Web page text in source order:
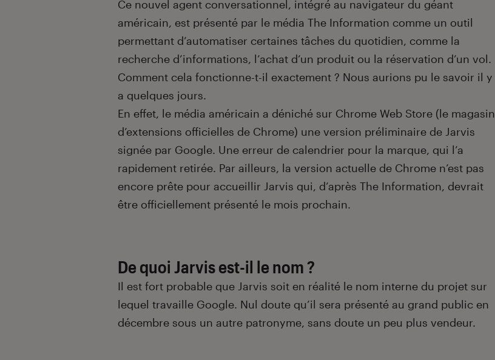
Ce nouvel agent conversationnel, intégré au navigateur du géant
américain, est présenté par le média The Information comme un outil
permettant d’automatiser certaines tâches du quotidien, comme la
recherche d’informations, l’achat d’un produit ou la réservation d’un vol.
Comment cela fonctionne-t-il exactement ? Nous aurions pu le savoir il y
a quelques jours.
En effet, le média américain a déniché sur Chrome Web Store (le magasin
d’extensions officielles de Chrome) une version préliminaire de Jarvis
signée par Google. Une erreur de calendrier pour la marque, qui l’a
rapidement retirée. Par ailleurs, la version actuelle de Chrome n’est pas
encore prête pour accueillir Jarvis qui, d’après The Information, devrait
être officiellement présenté le mois prochain.
De quoi Jarvis est-il le nom ?
Il est fort probable que Jarvis soit en réalité le nom interne du projet sur
lequel travaille Google. Nul doute qu’il sera présenté au grand public en
décembre sous un autre patronyme, sans doute un peu plus vendeur.